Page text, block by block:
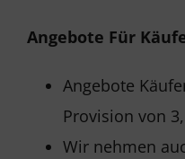
Angebote Für
Angebote
Provision von
Wir nehmen